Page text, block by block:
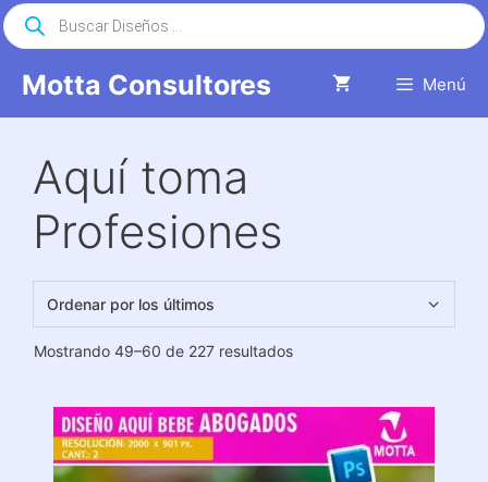
Saltar
al
Motta Consultores Menú
Búsqueda
de
productos
Aquí toma
Profesiones
Mostrando 49–60 de 227 resultadosOrdenado
últimos